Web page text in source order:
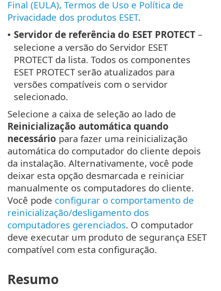
Final (EULA), Termos de Uso e Política de
Privacidade dos produtos ESET.
• Servidor de referência do ESET PROTECT –
selecione a versão do Servidor ESET
PROTECT da lista. Todos os componentes
ESET PROTECT serão atualizados para
versões compatíveis com o servidor
selecionado.
Selecione a caixa de seleção ao lado de
Reinicialização automática quando
necessário para fazer uma reinicialização
automática do computador do cliente depois
da instalação. Alternativamente, você pode
deixar esta opção desmarcada e reiniciar
manualmente os computadores do cliente.
Você pode configurar o comportamento de
reinicialização/desligamento dos
computadores gerenciados. O computador
deve executar um produto de segurança ESET
compatível com esta configuração.
Resumo